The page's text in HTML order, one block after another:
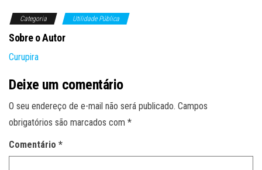
Categoria Utilidade Pública
Sobre o Autor
Curupira
Deixe um comentário
O seu endereço de e-mail não será publicado. Campos
obrigatórios são marcados com *
Comentário *